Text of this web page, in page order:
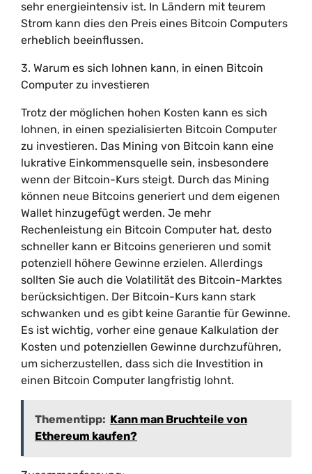
sehr energieintensiv ist. In Ländern mit teurem
Strom kann dies den Preis eines Bitcoin Computers
erheblich beeinflussen.
3. Warum es sich lohnen kann, in einen Bitcoin
Computer zu investieren
Trotz der möglichen hohen Kosten kann es sich
lohnen, in einen spezialisierten Bitcoin Computer
zu investieren. Das Mining von Bitcoin kann eine
lukrative Einkommensquelle sein, insbesondere
wenn der Bitcoin-Kurs steigt. Durch das Mining
können neue Bitcoins generiert und dem eigenen
Wallet hinzugefügt werden. Je mehr
Rechenleistung ein Bitcoin Computer hat, desto
schneller kann er Bitcoins generieren und somit
potenziell höhere Gewinne erzielen. Allerdings
sollten Sie auch die Volatilität des Bitcoin-Marktes
berücksichtigen. Der Bitcoin-Kurs kann stark
schwanken und es gibt keine Garantie für Gewinne.
Es ist wichtig, vorher eine genaue Kalkulation der
Kosten und potenziellen Gewinne durchzuführen,
um sicherzustellen, dass sich die Investition in
einen Bitcoin Computer langfristig lohnt.
Thementipp: Kann man Bruchteile von
Ethereum kaufen?